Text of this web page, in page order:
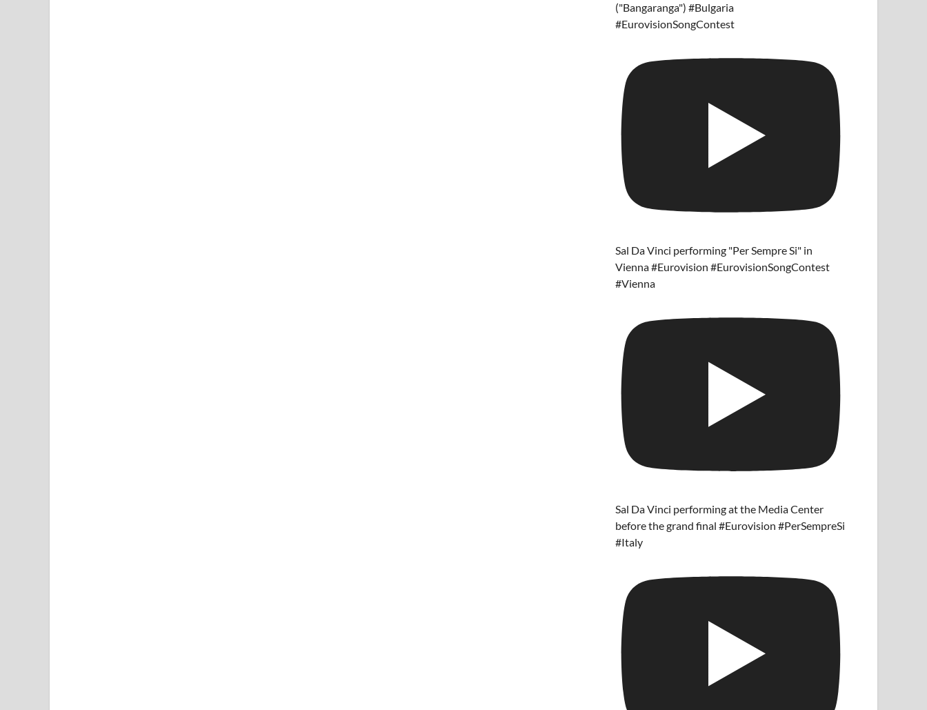
("Bangaranga") #Bulgaria
#EurovisionSongContest
Sal Da Vinci performing "Per Sempre Si" in
Vienna #Eurovision #EurovisionSongContest
#Vienna
Sal Da Vinci performing at the Media Center
before the grand final #Eurovision #PerSempreSi
#Italy